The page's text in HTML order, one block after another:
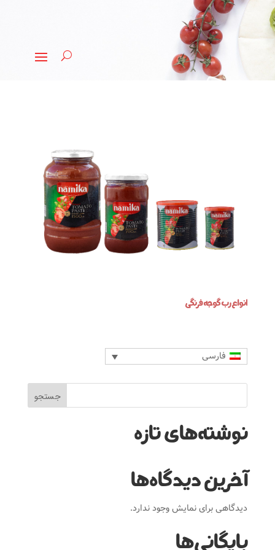
انواع رب گوجه فرنگی
فارسی
جستجو
نوشته‌های تازه
آخرین دیدگاه‌ها
دیدگاهی برای نمایش وجود ندارد.